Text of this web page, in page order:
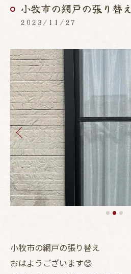
小牧市の網戸の張り替え
2023/11/27
小牧市の網戸の張り替え
おはようございます😊